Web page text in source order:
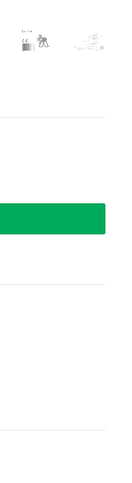
inclinable